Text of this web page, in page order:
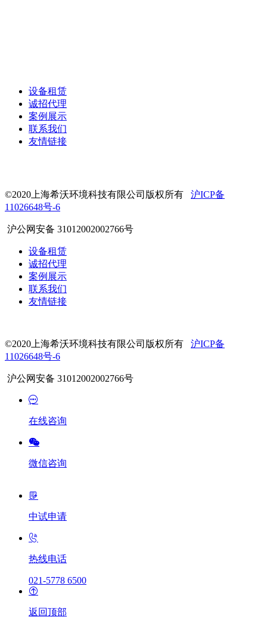
设备租赁
诚招代理
案例展示
联系我们
友情链接
©2020上海希沃环境科技有限公司版权所有 沪ICP备
11026648号-6
沪公网安备 31012002002766号
设备租赁
诚招代理
案例展示
联系我们
友情链接
©2020上海希沃环境科技有限公司版权所有 沪ICP备
11026648号-6
沪公网安备 31012002002766号
在线咨询
微信咨询
中试申请
热线电话
021-5778 6500
返回顶部